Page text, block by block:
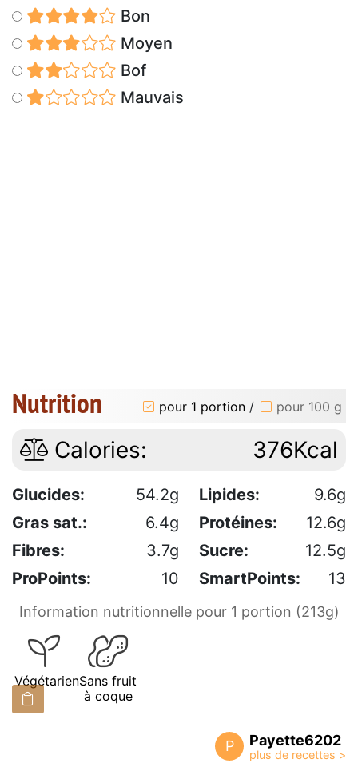
Bon
Moyen
Bof
Mauvais
Nutrition pour 1 portion / pour 100 g
Calories: 376Kcal
Glucides: 54.2g Lipides:
9.6g
Gras sat.:
6.4g Protéines:
12.6g
Fibres:
3.7g Sucre:
12.5g
ProPoints:
10 SmartPoints: 13
Information nutritionnelle pour 1 portion (213g)
VégétarienSans fruit
à coque
P Payette6202